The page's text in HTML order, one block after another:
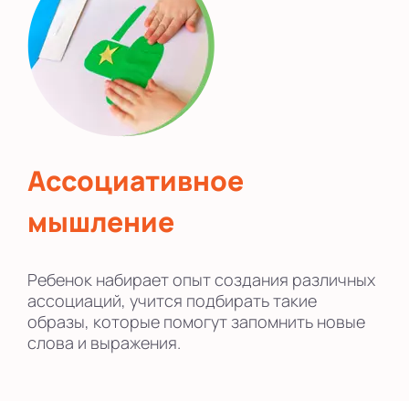
Ассоциативное
мышление
Ребенок набирает опыт создания различных
ассоциаций, учится подбирать такие
образы, которые помогут запомнить новые
слова и выражения.